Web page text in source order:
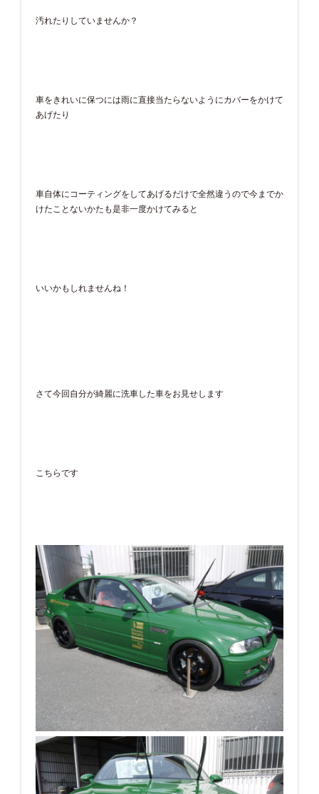
汚れたりしていませんか？
車をきれいに保つには雨に直接当たらないようにカバーをかけて
あげたり
車自体にコーティングをしてあげるだけで全然違うので今までか
けたことないかたも是非一度かけてみると
いいかもしれませんね！
さて今回自分が綺麗に洗車した車をお見せします
こちらです